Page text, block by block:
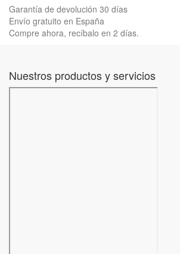
Garantía de devolución 30 días
Envío gratuito en España
Compre ahora, recíbalo en 2 días.
Nuestros productos y servicios